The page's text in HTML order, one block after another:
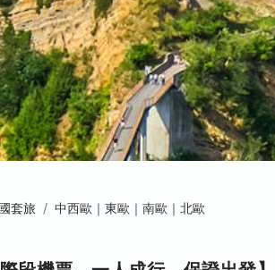
套旅 中西歐｜東歐｜南歐｜北歐